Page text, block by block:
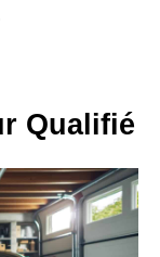
Qualifié